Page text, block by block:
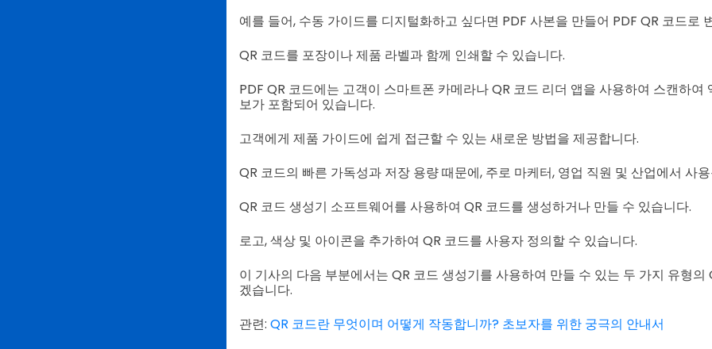
예를 들어, 수동 가이드를 디지털화하고 싶다면 PDF 사본을 만들어 PDF QR 코드로
QR 코드를 포장이나 제품 라벨과 함께 인쇄할 수 있습니다.
PDF QR 코드에는 고객이 스마트폰 카메라나 QR 코드 리더 앱을 사용하여 스캔하여
보가 포함되어 있습니다.
고객에게 제품 가이드에 쉽게 접근할 수 있는 새로운 방법을 제공합니다.
QR 코드의 빠른 가독성과 저장 용량 때문에, 주로 마케터, 영업 직원 및 산업에서 사
QR 코드 생성기 소프트웨어를 사용하여 QR 코드를 생성하거나 만들 수 있습니다.
로고, 색상 및 아이콘을 추가하여 QR 코드를 사용자 정의할 수 있습니다.
이 기사의 다음 부분에서는 QR 코드 생성기를 사용하여 만들 수 있는 두 가지 유형의
겠습니다.
관련: QR 코드란 무엇이며 어떻게 작동합니까? 초보자를 위한 궁극의 안내서